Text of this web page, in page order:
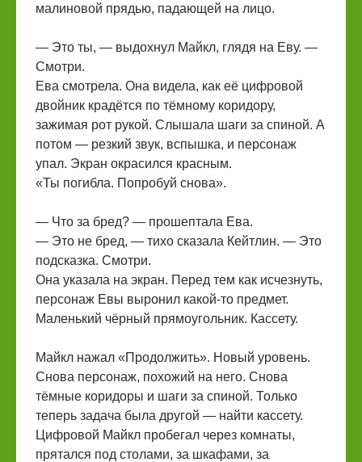
малиновой прядью, падающей на лицо.
— Это ты, — выдохнул Майкл, глядя на Еву. —
Смотри.
Ева смотрела. Она видела, как её цифровой
двойник крадётся по тёмному коридору,
зажимая рот рукой. Слышала шаги за спиной. А
потом — резкий звук, вспышка, и персонаж
упал. Экран окрасился красным.
«Ты погибла. Попробуй снова».
— Что за бред? — прошептала Ева.
— Это не бред, — тихо сказала Кейтлин. — Это
подсказка. Смотри.
Она указала на экран. Перед тем как исчезнуть,
персонаж Евы выронил какой-то предмет.
Маленький чёрный прямоугольник. Кассету.
Майкл нажал «Продолжить». Новый уровень.
Снова персонаж, похожий на него. Снова
тёмные коридоры и шаги за спиной. Только
теперь задача была другой — найти кассету.
Цифровой Майкл пробегал через комнаты,
прятался под столами, за шкафами, за